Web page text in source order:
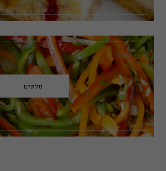
סלטים